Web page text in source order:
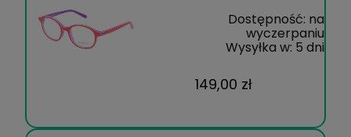
Dostępność: na
wyczerpaniu
Wysyłka w: 5 dni
149,00 zł